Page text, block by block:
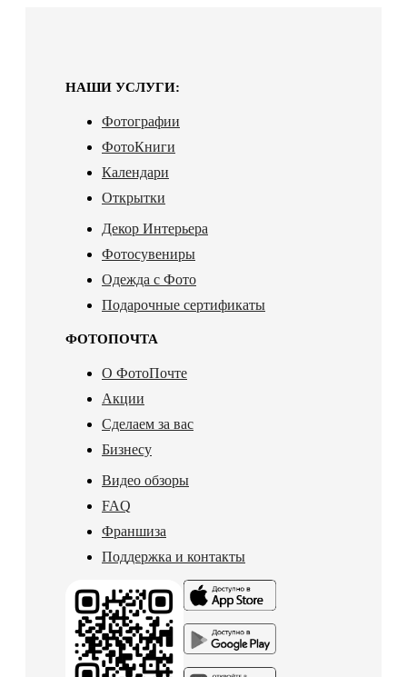
НАШИ УСЛУГИ:
Фотографии
ФотоКниги
Календари
Открытки
Декор Интерьера
Фотосувениры
Одежда с Фото
Подарочные сертификаты
ФОТОПОЧТА
О ФотоПочте
Акции
Сделаем за вас
Бизнесу
Видео обзоры
FAQ
Франшиза
Поддержка и контакты